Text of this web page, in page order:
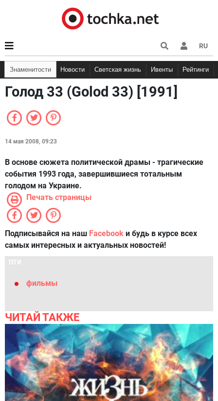
RU
Знаменитости Новости Светская жизнь Ивенты Рейтинги
Голод 33 (Golod 33) [1991]
14 мая 2008, 09:23
В основе сюжета политической драмы - трагические
события 1993 года, завершившиеся тотальным
голодом на Украине.
Печать страницы
Подписывайся на наш Facebook и будь в курсе всех
самых интересных и актуальных новостей!
ТЕГИ
фильмы
ЧИТАЙ ТАКЖЕ